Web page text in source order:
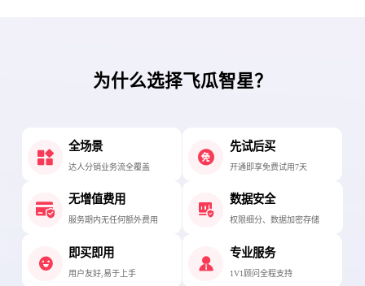
为什么选择飞瓜智星？
全场景
达人分销业务流全覆盖
先试后买
开通即享免费试用7天
无增值费用
服务期内无任何额外费用
数据安全
权限细分、数据加密存储
即买即用
用户友好,易于上手
专业服务
1V1顾问全程支持